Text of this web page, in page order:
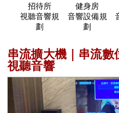
招待所
視聽音響規
劃
健身房
音響設備規
劃
串流擴大機｜串流
視聽音響